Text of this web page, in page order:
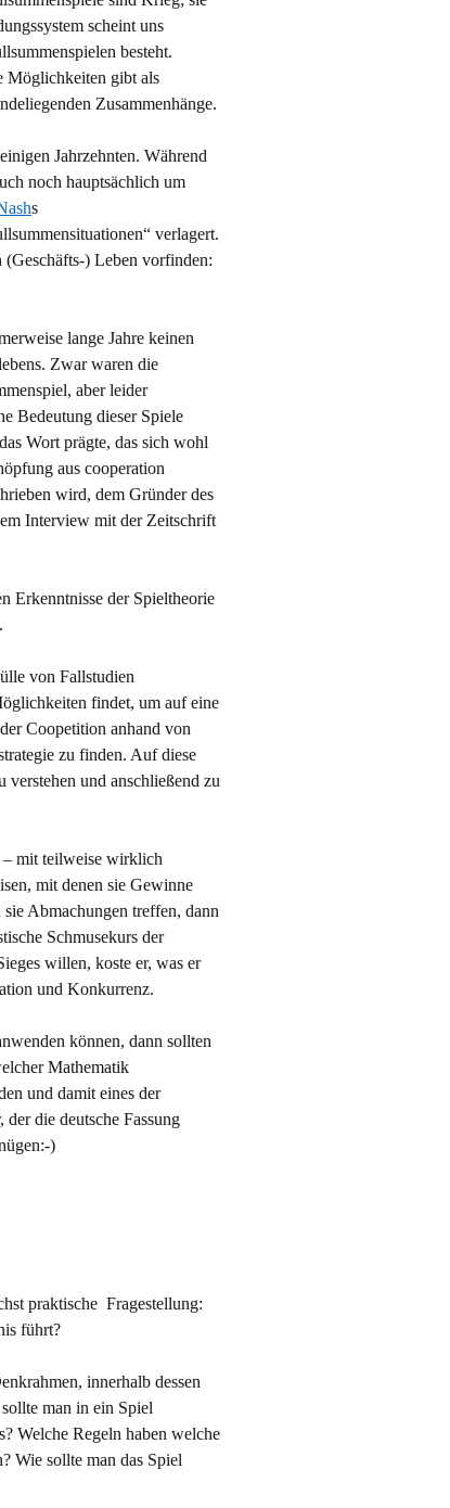
scheint uns
besteht.
Möglichkeiten gibt als
Zusammenhänge.
Jahrzehnten. Während
noch hauptsächlich um
s
verlagert.
(Geschäfts-) Leben vorfinden:
lange Jahre keinen
Zwar waren die
aber leider
Bedeutung dieser Spiele
Wort prägte, das sich wohl
aus cooperation
wird, dem Gründer des
Interview mit der Zeitschrift
Erkenntnisse der Spieltheorie
von Fallstudien
findet, um auf eine
Coopetition anhand von
zu finden. Auf diese
verstehen und anschließend zu
– mit teilweise wirklich
mit denen sie Gewinne
Abmachungen treffen, dann
Schmusekurs der
willen, koste er, was er
und Konkurrenz.
können, dann sollten
Mathematik
und damit eines der
die deutsche Fassung
)
praktische Fragestellung:
führt?
innerhalb dessen
man in ein Spiel
Welche Regeln haben welche
Wie sollte man das Spiel